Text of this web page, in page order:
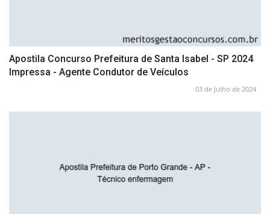
Apostila Concurso Prefeitura de Santa Isabel - SP 2024
Impressa - Agente Condutor de Veículos
03 de Julho de 2024